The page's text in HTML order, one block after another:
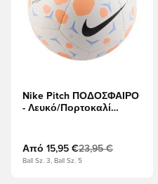
Nike Pitch ΠΟΔΟΣΦΑΙΡΟ
- Λευκό/Πορτοκαλί
Από 15,95 €23,95 €
Ball Sz. 3, Ball Sz. 5